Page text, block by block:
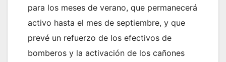
para los meses de verano, que permanecerá
activo hasta el mes de septiembre, y que
prevé un refuerzo de los efectivos de
bomberos y la activación de los cañones